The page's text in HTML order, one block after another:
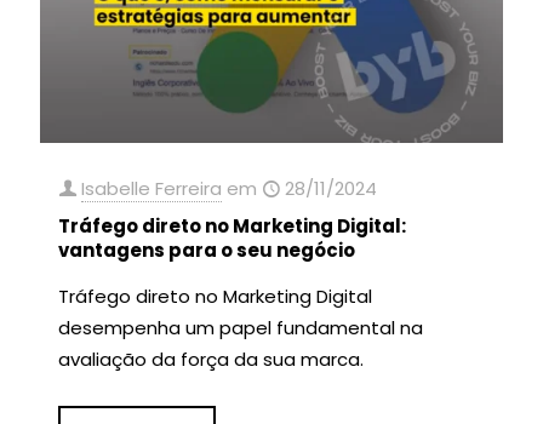
Isabelle Ferreira em
28/11/2024
Tráfego direto no Marketing Digital:
vantagens para o seu negócio
Tráfego direto no Marketing Digital
desempenha um papel fundamental na
avaliação da força da sua marca.